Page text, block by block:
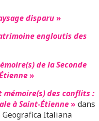
disparu»
engloutis des
de la Seconde
»
mémoire(s) des conflits :
à Saint-Étienne» dans
Italiana